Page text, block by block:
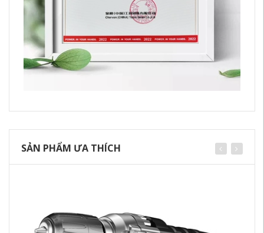
SẢN PHẨM ƯA THÍCH